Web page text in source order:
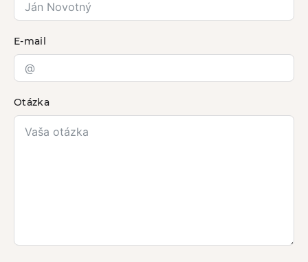
E-mail
Otázka